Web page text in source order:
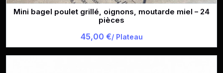
Mini bagel poulet grillé, oignons, moutarde miel – 24
pièces
45,00 €/ Plateau